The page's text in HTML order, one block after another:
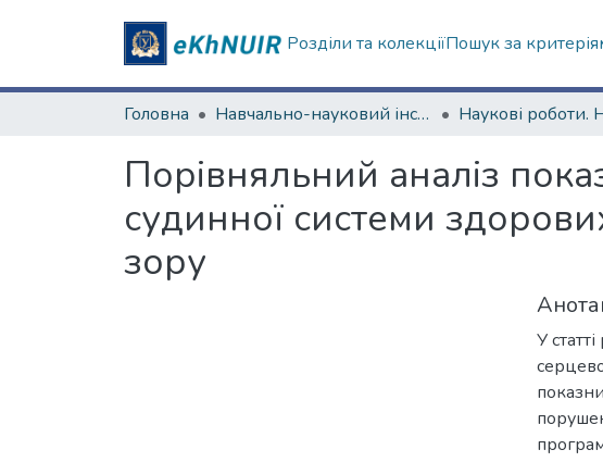
Розділи та колекціїПошук за
Головна Навчально-науковий інститут філософії, культурології, політології
Порівняльний аналіз
судинної системи
зору
У